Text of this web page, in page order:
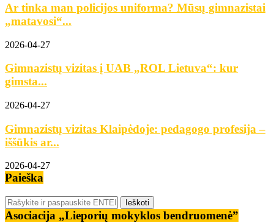
Ar tinka man policijos uniforma? Mūsų gimnazistai
„matavosi“...
2026-04-27
Gimnazistų vizitas į UAB „ROL Lietuva“: kur
gimsta...
2026-04-27
Gimnazistų vizitas Klaipėdoje: pedagogo profesija –
iššūkis ar...
2026-04-27
Paieška
Asociacija „Lieporių mokyklos bendruomenė”